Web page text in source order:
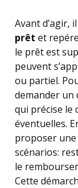
Avant d’agir,
prêt et
le prêt est
peuvent
ou partiel.
demander un
qui précise le
éventuelles.
proposer une
scénarios:
le
Cette